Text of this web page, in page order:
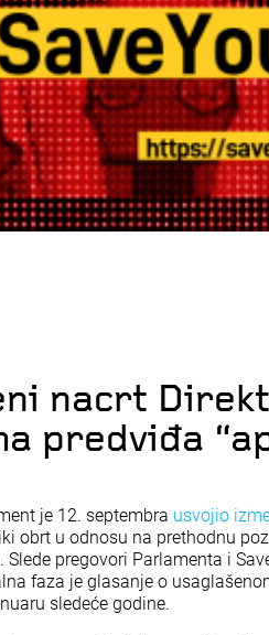
nacrt
predviđa
je 12. septembra usvojio
obrt u odnosu na prethodnu
pregovori Parlamenta i
faza je glasanje o
sledeće godine.